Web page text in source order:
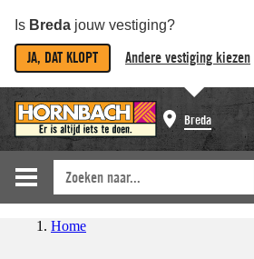
Is Breda jouw vestiging?
JA, DAT KLOPT Andere vestiging kiezen
Breda
Home